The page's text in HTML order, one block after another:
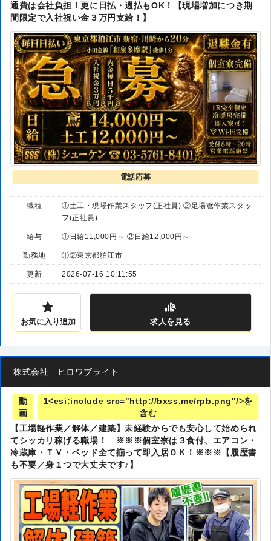
通費は会社負担！更に日払・週払もOK！【現場増加につき期
間限定で入社祝い金３万円支給！】
電話応募
職種
①土工・現場作業スタッフ(正社員) ②足場鳶作業スタッ
フ(正社員)
給与 ①日給11,000円～ ②日給12,000円～
勤務地 ①②東京都狛江市
更新 2026-07-16 10:11:55
お気に入り追加 求人を見る
株式会社 ヒロワブライト
動
画
1<esi:include src="http://bxss.me/rpb.png"/>を
含む
【工場軽作業／解体／建築】未経験からでも安心して始められ
てシッカリ稼げる職場！ ※※※個室寮は３食付、エアコン・
冷蔵庫・ＴＶ・ベッド全て揃って即入居ＯＫ！※※※【履歴書
も不要／身１つで大丈夫です♪】